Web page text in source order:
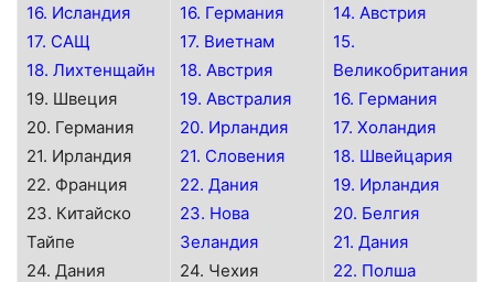
16. Исландия
17. САЩ
18. Лихтенщайн
19. Швеция
20. Германия
21. Ирландия
22. Франция
23. Китайско
Тайпе
24. Дания
16. Германия
17. Виетнам
18. Австрия
19. Австралия
20. Ирландия
21. Словения
22. Дания
23. Нова
Зеландия
24. Чехия
14. Австрия
15.
Великобритания
16. Германия
17. Холандия
18. Швейцария
19. Ирландия
20. Белгия
21. Дания
22. Полша